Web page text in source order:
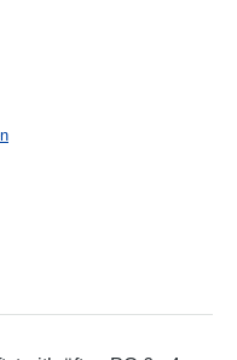
Wert ein oder benutze die